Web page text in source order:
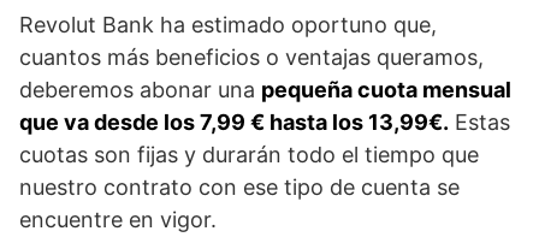
Revolut Bank ha estimado oportuno que,
cuantos más beneficios o ventajas queramos,
deberemos abonar una pequeña cuota mensual
que va desde los 7,99 € hasta los 13,99€. Estas
cuotas son fijas y durarán todo el tiempo que
nuestro contrato con ese tipo de cuenta se
encuentre en vigor.